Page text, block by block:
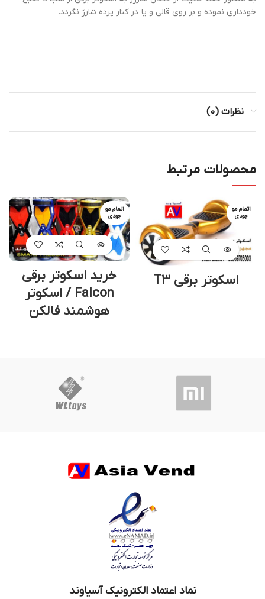
خودداری نموده و بر روی قالی و یا در کنار پرده شارژ نگردد.
نظرات (0)
محصولات مرتبط
اتمام مو
جودی
اسکوتر برقی T3
اتمام مو
جودی
خرید اسکوتر برقی
Falcon / اسکوتر
هوشمند فالکن
نماد اعتماد الکترونیک آسیاوند